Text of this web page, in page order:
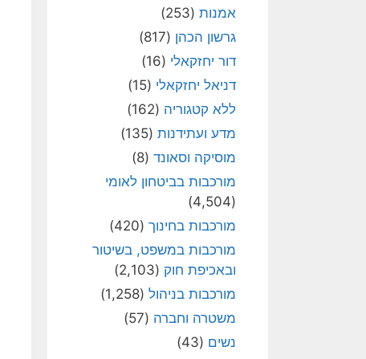
אמנות (253)
גרשון הכהן (817)
דור יחזקאלי (16)
דניאל יחזקאלי (15)
ללא קטגוריה (162)
מדע ועתידנות (135)
מוסיקה וסאונד (8)
מורכבות בביטחון לאומי
(4,504)
מורכבות בחינוך (420)
מורכבות במשפט, בשיטור
ובאכיפת חוק (2,103)
מורכבות בניהול (1,258)
משטרה וחברה (57)
נשים (43)